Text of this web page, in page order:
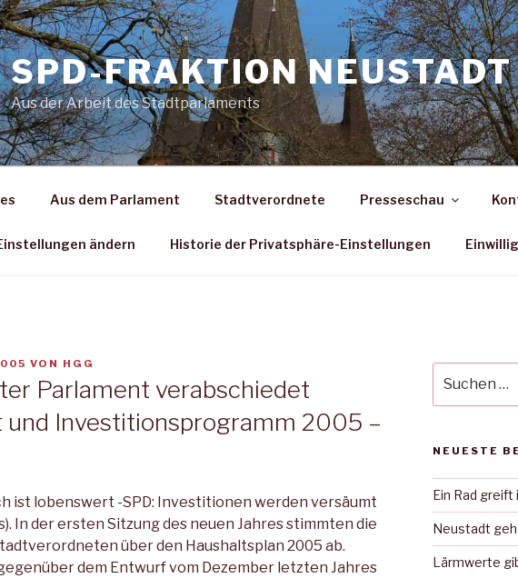
SPD-FRAKTION
Aus der Arbeit des Stadtparlaments
Aus dem Parlament Stadtverordnete Presseschau
ändern Historie der Privatsphäre-Einstellungen
VON HGG
Parlament verabschiedet
und Investitionsprogramm 2005 –
ist lobenswert -SPD: Investitionen werden versäumt
In der ersten Sitzung des neuen Jahres stimmten die
über den Haushaltsplan 2005 ab.
dem Entwurf vom Dezember letzten Jahres
nach:
NEUESTE
Ein Rad greift
Neustadt
Lärmwerte